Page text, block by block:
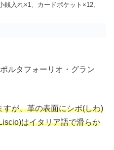
入れ×1、カードポケット×12、
ルタフォーリオ・グラン
が、革の表面にシボ(しわ)
はイタリア語で滑らか